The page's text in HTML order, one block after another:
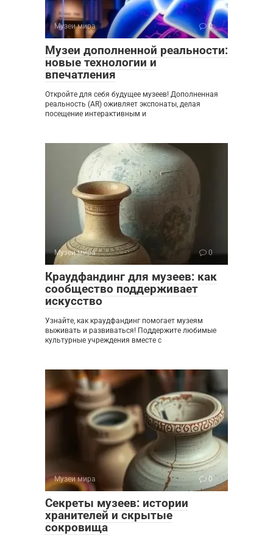
Музеи мира 0
Музеи дополненной реальности:
новые технологии и
впечатления
Откройте для себя будущее музеев! Дополненная
реальность (AR) оживляет экспонаты, делая
посещение интерактивным и
Музеи мира 0
Краудфандинг для музеев: как
сообщество поддерживает
искусство
Узнайте, как краудфандинг помогает музеям
выживать и развиваться! Поддержите любимые
культурные учреждения вместе с
Музеи мира 0
Секреты музеев: истории
хранителей и скрытые
сокровища